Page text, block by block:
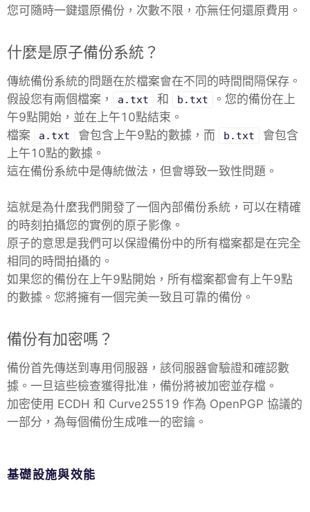
您可隨時一鍵還原備份，次數不限，亦無任何還原費用。
什麼是原子備份系統？
傳統備份系統的問題在於檔案會在不同的時間間隔保存。
假設您有兩個檔案，
a.txt 和 b.txt
。您的備份在上
午9點開始，並在上午10點結束。
檔案
a.txt 會包含上午9點的數據，而 b.txt
會包含
上午10點的數據。
這在備份系統中是傳統做法，但會導致一致性問題。
這就是為什麼我們開發了一個內部備份系統，可以在精確
的時刻拍攝您的實例的原子影像。
原子的意思是我們可以保證備份中的所有檔案都是在完全
相同的時間拍攝的。
如果您的備份在上午9點開始，所有檔案都會有上午9點
的數據。您將擁有一個完美一致且可靠的備份。
備份有加密嗎？
備份首先傳送到專用伺服器，該伺服器會驗證和確認數
據。一旦這些檢查獲得批准，備份將被加密並存檔。
加密使用 ECDH 和 Curve25519 作為 OpenPGP 協議的
一部分，為每個備份生成唯一的密鑰。
基礎設施與效能